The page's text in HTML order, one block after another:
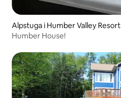
Alpstuga i Humber Valley Resort
Humber House!